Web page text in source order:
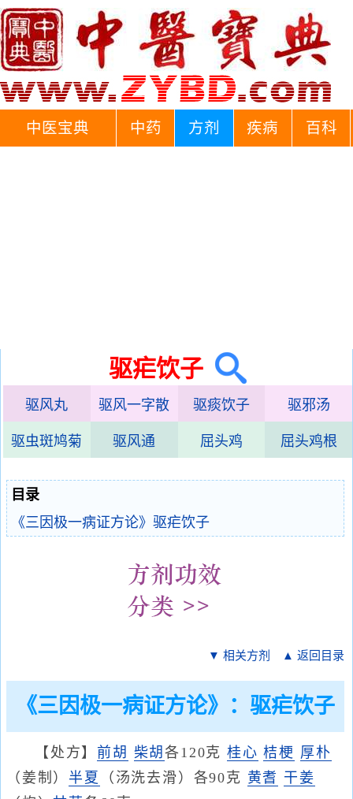
中医宝典 中药 方剂 疾病 百科
驱疟饮子
驱风丸 驱风一字散 驱痰饮子 驱邪汤
驱虫斑鸠菊 驱风通 屈头鸡 屈头鸡根
目录
《三因极一病证方论》驱疟饮子
▼ 相关方剂 ▲ 返回目录
《三因极一病证方论》：驱疟饮子
【处方】 前胡 柴胡各120克桂心 桔梗 厚朴
（姜制） 半夏 （汤洗去滑）各90克 黄耆 干姜